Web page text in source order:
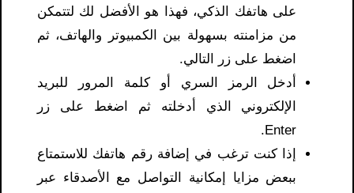
على هاتفك الذكي، فهذا هو الأفضل لك لتتمكن
من مزامنته بسهولة بين الكمبيوتر والهاتف، ثم
اضغط على زر التالي.
أدخل الرمز السري أو كلمة المرور للبريد
الإلكتروني الذي أدخلته ثم اضغط على زر
Enter.
إذا كنت ترغب في إضافة رقم هاتفك للاستمتاع
ببعض مزايا إمكانية التواصل مع الأصدقاء عبر